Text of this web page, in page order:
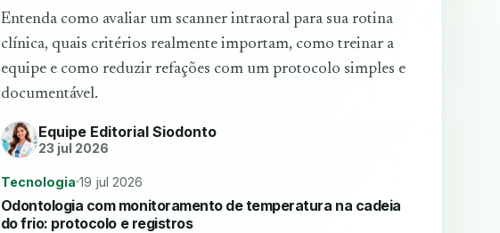
Entenda como avaliar um scanner intraoral para sua rotina
clínica, quais critérios realmente importam, como treinar a
equipe e como reduzir refações com um protocolo simples e
documentável.
Equipe Editorial Siodonto
23 jul 2026
Tecnologia 19 jul 2026
Odontologia com monitoramento de temperatura na cadeia
do frio: protocolo e registros